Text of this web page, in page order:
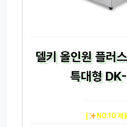
델키 올인원 플러
특대형
[ NO.10 제